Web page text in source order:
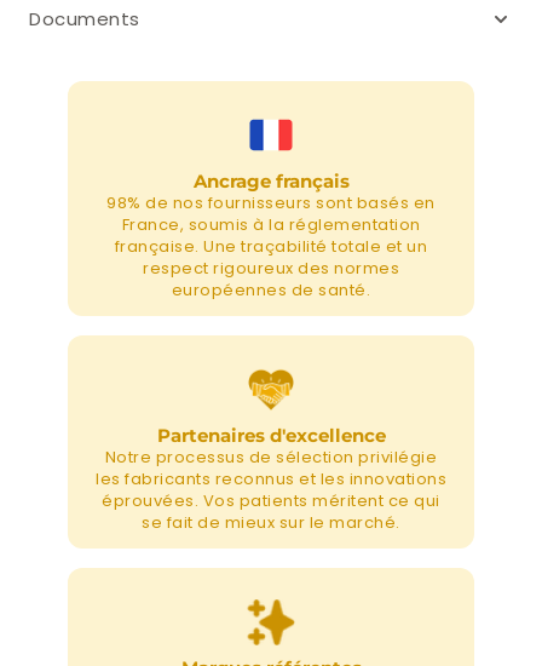
Documents
Ancrage français
98% de nos fournisseurs sont basés en
France, soumis à la réglementation
française. Une traçabilité totale et un
respect rigoureux des normes
européennes de santé.
Partenaires d'excellence
Notre processus de sélection privilégie
les fabricants reconnus et les innovations
éprouvées. Vos patients méritent ce qui
se fait de mieux sur le marché.